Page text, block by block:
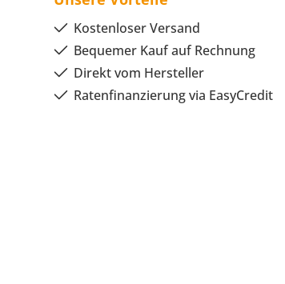
Kostenloser Versand
Bequemer Kauf auf Rechnung
Direkt vom Hersteller
Ratenfinanzierung via EasyCredit